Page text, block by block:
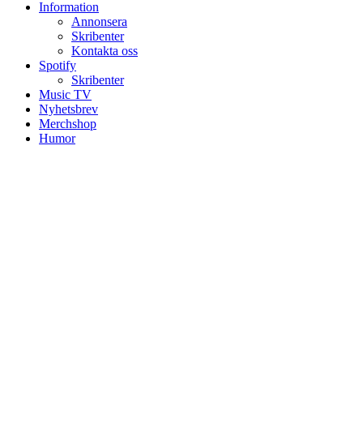
Information
Annonsera
Skribenter
Kontakta oss
Spotify
Skribenter
Music TV
Nyhetsbrev
Merchshop
Humor